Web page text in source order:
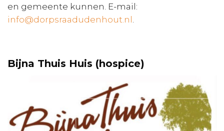
en gemeente kunnen. E-mail:
info@dorpsraadudenhout.nl
Bijna Thuis Huis (hospice)